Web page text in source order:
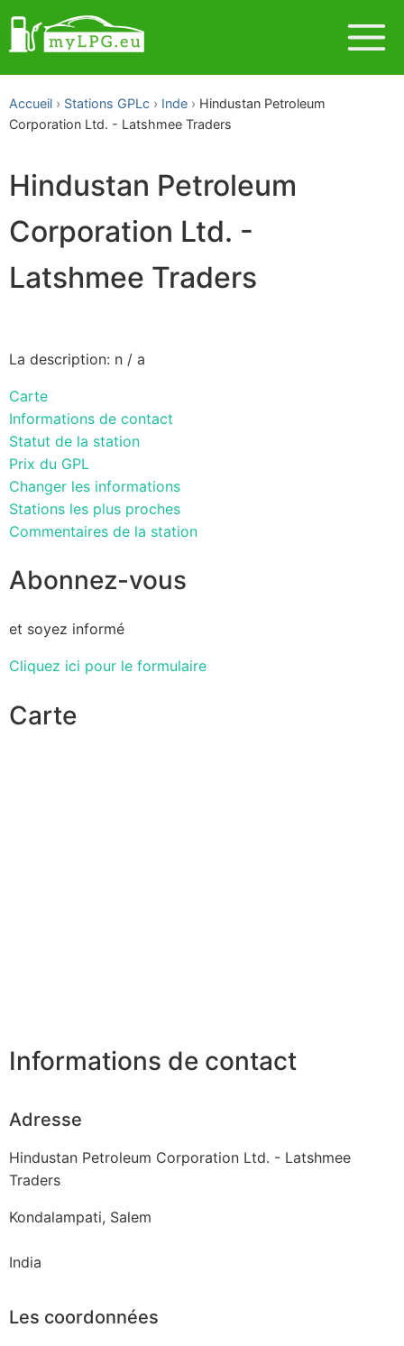
Accueil Stations GPLc Inde
Hindustan Petroleum
Corporation Ltd. - Latshmee Traders
Hindustan Petroleum
Corporation Ltd. -
Latshmee Traders
La description: n / a
Carte
Informations de contact
Statut de la station
Prix du GPL
Changer les informations
Stations les plus proches
Commentaires de la station
Abonnez-vous
et soyez informé
Cliquez ici pour le formulaire
Carte
Informations de contact
Adresse
Hindustan Petroleum Corporation Ltd. - Latshmee
Traders
Kondalampati, Salem
India
Les coordonnées